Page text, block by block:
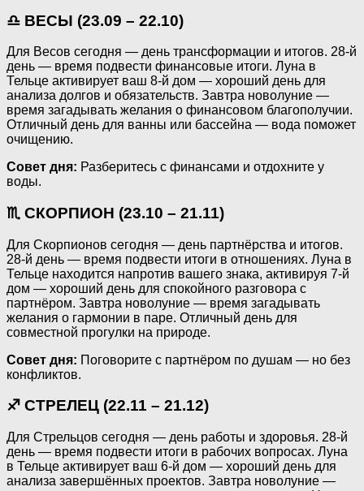
♎ ВЕСЫ (23.09 – 22.10)
Для Весов сегодня — день трансформации и итогов. 28-й
день — время подвести финансовые итоги. Луна в
Тельце активирует ваш 8-й дом — хороший день для
анализа долгов и обязательств. Завтра новолуние —
время загадывать желания о финансовом благополучии.
Отличный день для ванны или бассейна — вода поможет
очищению.
Совет дня: Разберитесь с финансами и отдохните у
воды.
♏ СКОРПИОН (23.10 – 21.11)
Для Скорпионов сегодня — день партнёрства и итогов.
28-й день — время подвести итоги в отношениях. Луна в
Тельце находится напротив вашего знака, активируя 7-й
дом — хороший день для спокойного разговора с
партнёром. Завтра новолуние — время загадывать
желания о гармонии в паре. Отличный день для
совместной прогулки на природе.
Совет дня: Поговорите с партнёром по душам — но без
конфликтов.
♐ СТРЕЛЕЦ (22.11 – 21.12)
Для Стрельцов сегодня — день работы и здоровья. 28-й
день — время подвести итоги в рабочих вопросах. Луна
в Тельце активирует ваш 6-й дом — хороший день для
анализа завершённых проектов. Завтра новолуние —